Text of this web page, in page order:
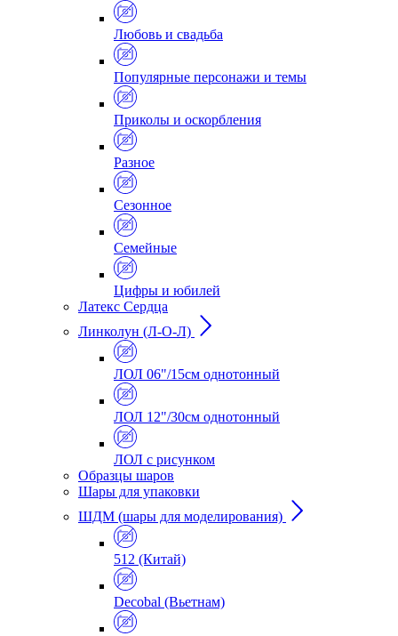
Любовь и свадьба
Популярные персонажи и темы
Приколы и оскорбления
Разное
Сезонное
Семейные
Цифры и юбилей
Латекс Сердца
Линколун (Л-О-Л)
ЛОЛ 06"/15см однотонный
ЛОЛ 12"/30см однотонный
ЛОЛ с рисунком
Образцы шаров
Шары для упаковки
ШДМ (шары для моделирования)
512 (Китай)
Decobal (Вьетнам)